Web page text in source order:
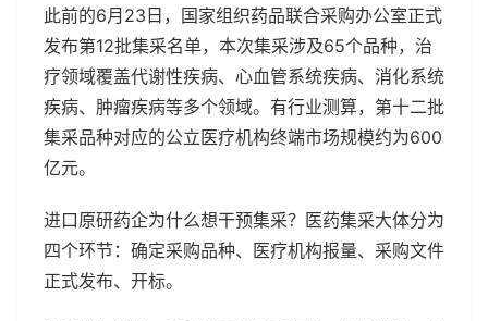
此前的6月23日，国家组织药品联合采购办公室正式
发布第12批集采名单，本次集采涉及65个品种，治
疗领域覆盖代谢性疾病、心血管系统疾病、消化系统
疾病、肿瘤疾病等多个领域。有行业测算，第十二批
集采品种对应的公立医疗机构终端市场规模约为600
亿元。
进口原研药企为什么想干预集采？医药集采大体分为
四个环节：确定采购品种、医疗机构报量、采购文件
正式发布、开标。